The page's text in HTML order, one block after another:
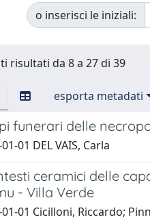
o inserisci le iniziali:
risultati da 8 a 27 di 39
esporta metadati
funerari delle
01 DEL VAIS, Carla
ceramici delle
- Villa Verde
01 Cicilloni, Riccardo;